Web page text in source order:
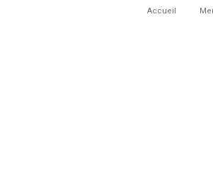
Accueil